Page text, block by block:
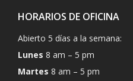
HORARIOS DE OFICINA
Abierto 5 días a la semana:
Lunes 8 am – 5 pm
Martes 8 am – 5 pm